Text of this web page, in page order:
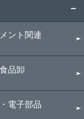
ント関連
品卸
電子部品